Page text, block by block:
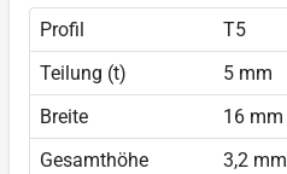
Profil
T5
Teilung (t)
5 mm
Breite
16 mm
Gesamthöhe
3,2 mm